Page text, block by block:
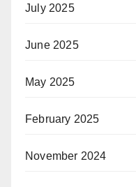
July 2025
June 2025
May 2025
February 2025
November 2024